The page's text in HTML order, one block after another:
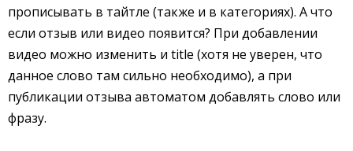
прописывать в тайтле (также и в категориях). А что
если отзыв или видео появится? При добавлении
видео можно изменить и title (хотя не уверен, что
данное слово там сильно необходимо), а при
публикации отзыва автоматом добавлять слово или
фразу.